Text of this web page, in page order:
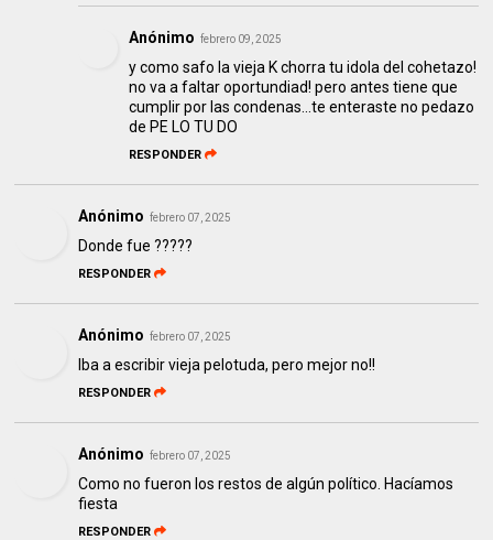
Anónimo febrero 09, 2025
y como safo la vieja K chorra tu idola del cohetazo!
no va a faltar oportundiad! pero antes tiene que
cumplir por las condenas...te enteraste no pedazo
de PE LO TU DO
RESPONDER
Anónimo febrero 07, 2025
Donde fue ?????
RESPONDER
Anónimo febrero 07, 2025
Iba a escribir vieja pelotuda, pero mejor no!!
RESPONDER
Anónimo febrero 07, 2025
Como no fueron los restos de algún político. Hacíamos
fiesta
RESPONDER